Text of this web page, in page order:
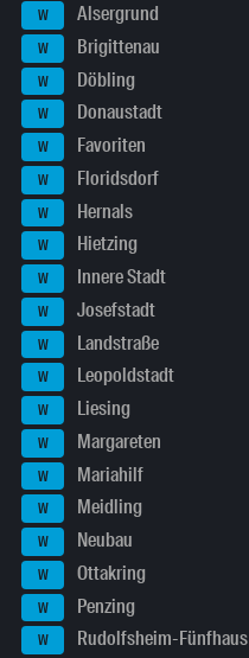
W Alsergrund
W Brigittenau
W Döbling
W Donaustadt
W Favoriten
W Floridsdorf
W Hernals
W Hietzing
W Innere Stadt
W Josefstadt
W Landstraße
W Leopoldstadt
W Liesing
W Margareten
W Mariahilf
W Meidling
W Neubau
W Ottakring
W Penzing
W Rudolfsheim-Fünfhaus